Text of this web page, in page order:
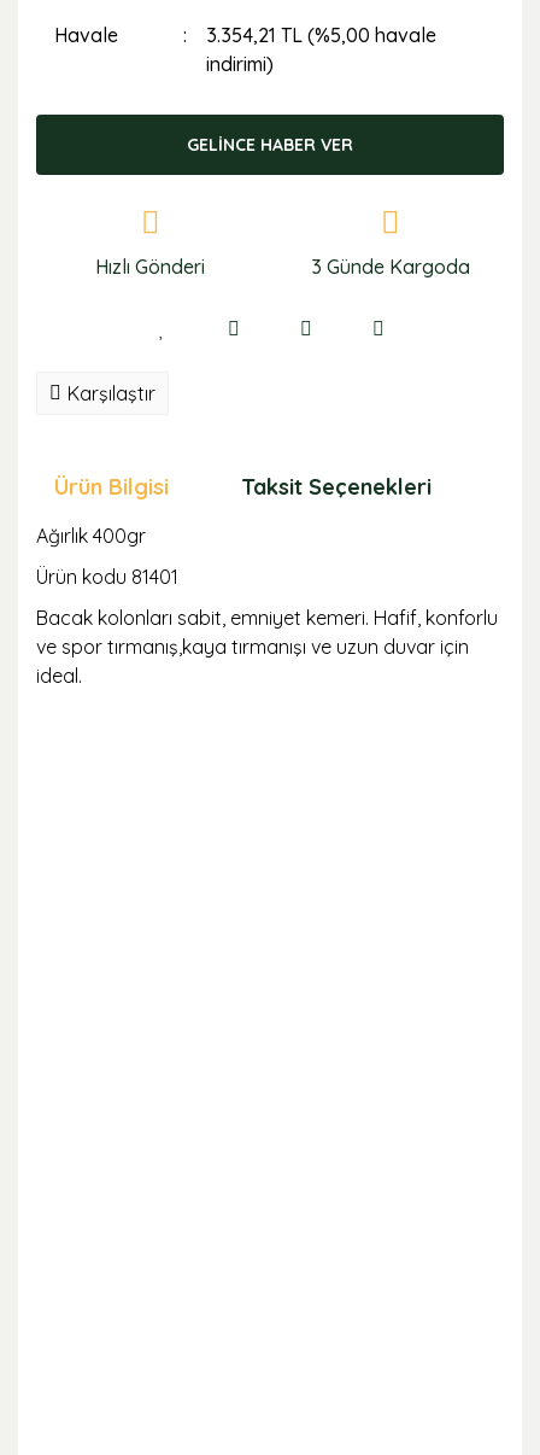
Havale
3.354,21 TL (%5,00 havale
indirimi)
GELİNCE HABER VER
Hızlı Gönderi 3 Günde Kargoda
Karşılaştır
Ürün Bilgisi Taksit Seçenekleri
Ağırlık 400gr
Ürün kodu 81401
Bacak kolonları sabit, emniyet kemeri. Hafif, konforlu
ve spor tırmanış,kaya tırmanışı ve uzun duvar için
ideal.